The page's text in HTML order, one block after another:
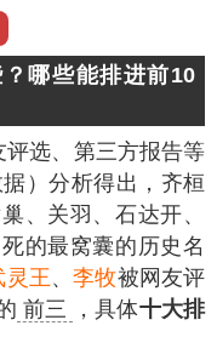
哪些能排进前10
评选、第三方报告等
）分析得出，齐桓
、关羽、石达开、
的最窝囊的历史名
灵王、李牧被网友评
前三 ，具体十大排